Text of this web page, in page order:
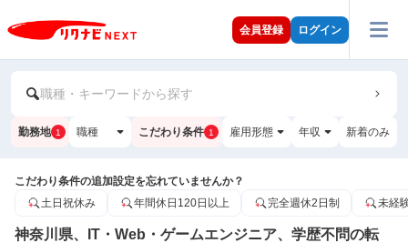
会員登録 ログイン
職種・キーワードから探す
勤務地 1 職種 こだわり条件 1 雇用形態 年収 新着のみ
こだわり条件の追加設定を忘れていませんか？
土日祝休み
年間休日120日以上 完全週休2日制 未経
神奈川県、IT・Web・ゲームエンジニア、学歴不問の転